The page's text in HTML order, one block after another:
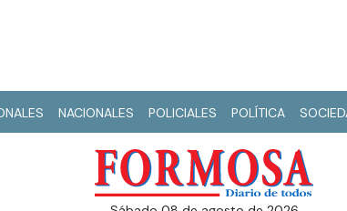
NACIONALES POLICIALES POLÍTICA